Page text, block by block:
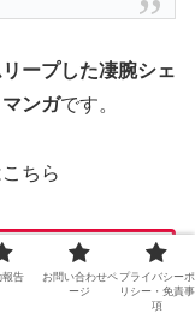
ープした凄腕シェ
ンガです。
ちら
天外であり、人
報告
お問い合わせペ
ージ
プライバシーポ
リシー・免責事
項